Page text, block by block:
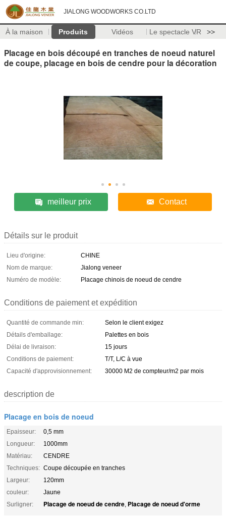
JIALONG WOODWORKS CO.LTD
À la maison Produits Vidéos Le spectacle VR >>
Placage en bois découpé en tranches de noeud naturel
de coupe, placage en bois de cendre pour la décoration
meilleur prix Contact
Détails sur le produit
Lieu d'origine:
CHINE
Nom de marque:
Jialong veneer
Numéro de modèle:
Placage chinois de noeud de cendre
Conditions de paiement et expédition
Quantité de commande min:
Selon le client exigez
Détails d'emballage:
Palettes en bois
Délai de livraison:
15 jours
Conditions de paiement:
T/T, L/C à vue
Capacité d'approvisionnement:
30000 M2 de compteur/m2 par mois
description de
Placage en bois de noeud
Epaisseur:
0,5 mm
Longueur:
1000mm
Matériau:
CENDRE
Techniques: Coupe découpée en tranches
Largeur:
120mm
couleur:
Jaune
Surligner:
Placage de noeud de cendre, Placage de noeud d'orme